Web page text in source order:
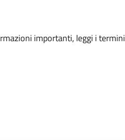
importanti, leggi i termini